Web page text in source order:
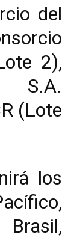
del
2),
S.A.
(Lote
los
Brasil,